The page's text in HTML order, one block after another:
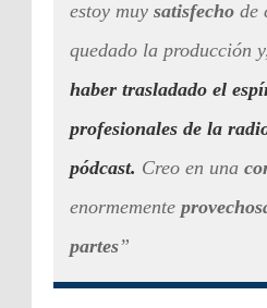
estoy muy satisfecho de
quedado la producción
haber trasladado el
profesionales de la
pódcast. Creo en una
enormemente
partes”